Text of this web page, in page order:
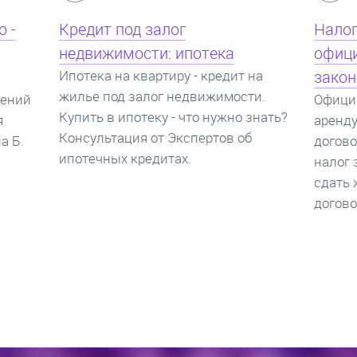
Налог с аренды квартиры,
официальный договор аренды и
законная сдача жилья
Официально сдать квартиру в
аренду. Как правильно заключать
договор имущественного найма,
налог за аренду квартиры. Законно
цены